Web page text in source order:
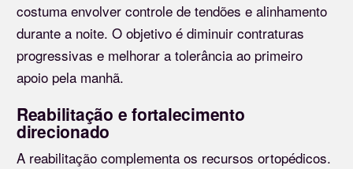
costuma envolver controle de tendões e alinhamento
durante a noite. O objetivo é diminuir contraturas
progressivas e melhorar a tolerância ao primeiro
apoio pela manhã.
Reabilitação e fortalecimento
direcionado
A reabilitação complementa os recursos ortopédicos.